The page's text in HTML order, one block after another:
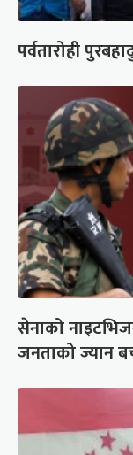
पर्वतारोही
सेनाको
जनताको ज्यान